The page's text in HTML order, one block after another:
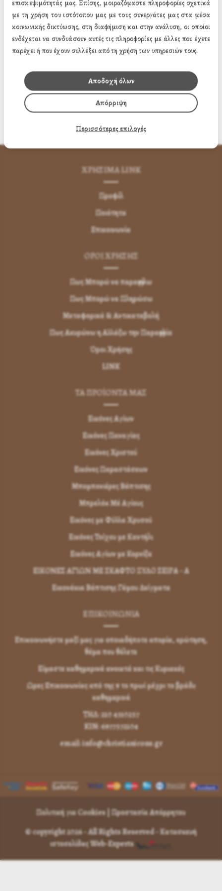
30 x 40 εκ. (26.91€)
Τιμή: 6.20€
Προσθήκη στο Καλάθι
ΧΡΗΣΙΜA LINK
Προφίλ
Ποιότητα
Επικοινωνία
ΌΡΟΙ ΧΡΉΣΗΣ
Πως Μπορώ να παραγγείλω
Πως Μπορώ να Πληρώσω
Μεταφορικά & Αντικαταβολή
Πως Ακυρώνω η Αλλάζω την Παραγγελία
Όροι Χρήσης
LINK
ΤΑ ΠΡΟΪΟΝΤΑ ΜΑΣ
Εικόνες Αγίων
Εικόνες Παναγίας
Εικόνες Χριστού
Εικόνες Παραστάσεων
Μπομπονιέρες Βάπτισης
Μπρελόκ Μέ Αγίους
Εικόνες με Φύλλα Χρυσού
Εικόνες Τοίχου με Καντήλι
Εικόνες Αγίων με Κορνίζα
ΕΙΚΟΝΕΣ ΑΓΙΩΝ ΜΕ ΣΚΑΦΤΟ ΞΥΛΟ ΣΕΙΡΑ - Α
Εικονάκια Βάπτισης Γάμου Δείγματα
ΕΠΙΚΟΙΝΩΝΊΑ
Επικοινωνήστε μαζί μας για οποιαδήποτε απορία, ερώτηση,
θέμα που θέλετε
Είμαστε καθημερινά ανοικτά και τις Κυριακές
Ωρες Επικοινωνίας από της 9 το πρωί μέχρι το βράδυ
καθημερινά
ΤΗΛ: 210 4310257
KIN: 6977572104
email: info@christianicons.gr
Πολιτική για Cookies Προστασία Απόρρητου
© copyright 2026 - All Rights Reserved - Κατασκευή
ιστοσελίδας Web-Experts
επισκεψιμότητάς μας. Επίσης, μοιραζόμαστε πληροφορίες σχετικά
με τη χρήση του ιστότοπου μας με τους συνεργάτες μας στα μέσα
κοινωνικής δικτύωσης, στη διαφήμιση και στην ανάλυση, οι οποίοι
ενδέχεται να συνδυάσουν αυτές τις πληροφορίες με άλλες που έχετε
παρέχει ή που έχουν συλλέξει από τη χρήση των υπηρεσιών τους.
Απόρριψη
Αποδοχή όλων
Περισσότερες επιλογές